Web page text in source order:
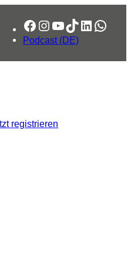
Facebook
Instagram
YouTube
TikTok
LinkedIn
Podcast (DE)
registrieren